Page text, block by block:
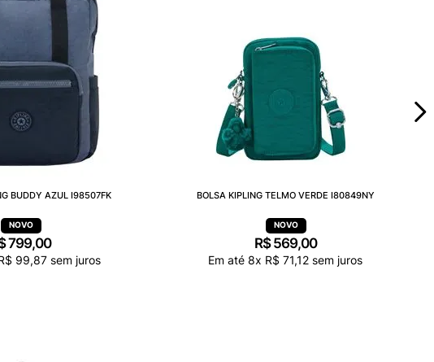
BUDDY AZUL I98507FK
799,00
99,87sem juros
BOLSA KIPLING TELMO VERDE I80849NY
R$ 569,00
Em até 8x R$ 71,12 sem juros